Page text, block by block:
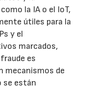
la IA o el IoT,
útiles para la
y el
marcados,
es
mecanismos de
se están